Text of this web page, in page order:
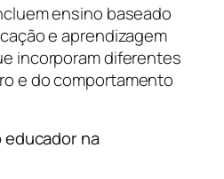
ensino baseado
e aprendizagem
incorporam diferentes
e do comportamento
educador na